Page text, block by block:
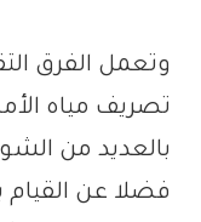
وتعمل الفرق
تصريف مياه
بالعديد من
فضلا عن